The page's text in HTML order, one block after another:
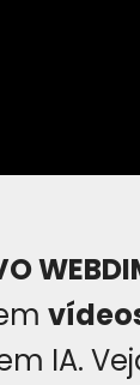
IA.